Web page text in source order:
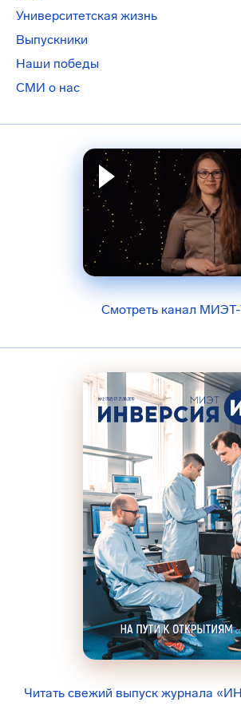
Университетская жизнь
Выпускники
Наши победы
СМИ о нас
Смотреть канал
Читать свежий выпуск журнала